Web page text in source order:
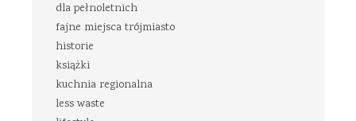
dla pełnoletnich
fajne miejsca trójmiasto
historie
książki
kuchnia regionalna
less waste